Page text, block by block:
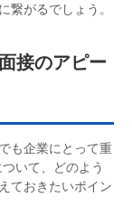
繋がるでしょう。
接のアピー
も企業にとって重
いて、どのよう
ておきたいポイン